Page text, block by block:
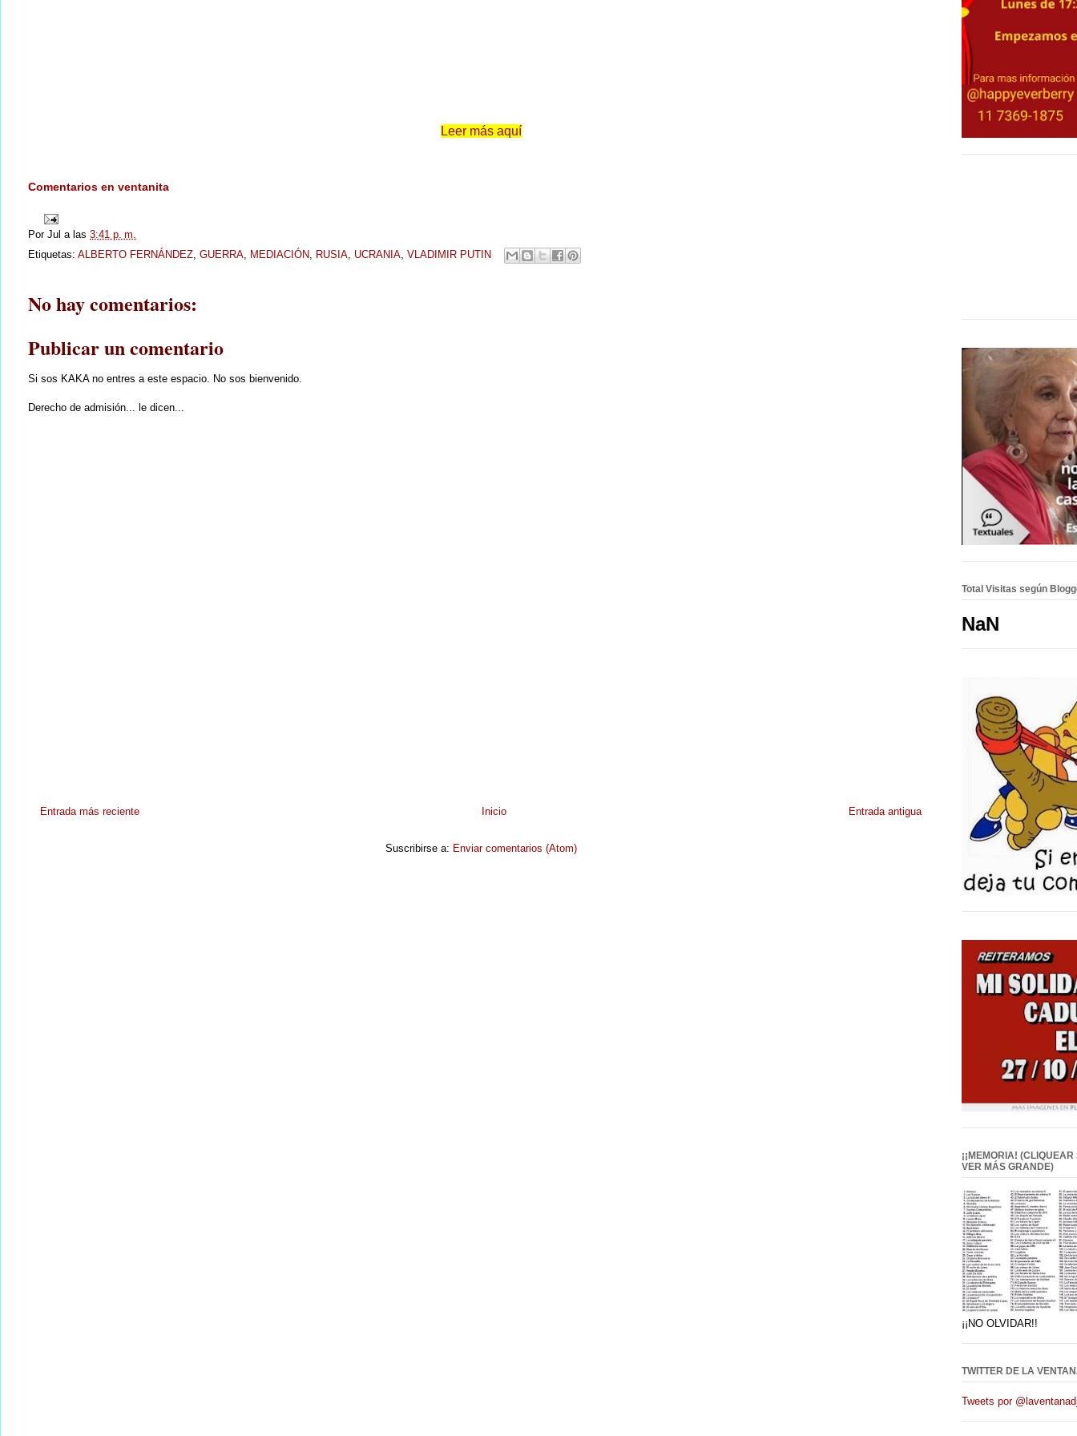
Leer más aquí
Comentarios en ventanita
Por Jul a las 3:41 p. m.
Etiquetas: ALBERTO FERNÁNDEZ, GUERRA, MEDIACIÓN, RUSIA, UCRANIA, VLADIMIR PUTIN
No hay comentarios:
Publicar un comentario
Si sos KAKA no entres a este espacio. No sos bienvenido.
Derecho de admisión... le dicen...
Entrada más reciente Entrada antigua
Inicio
Suscribirse a: Enviar comentarios (Atom)
Total Visitas según
NaN
¡¡MEMORIA!
VER MÁS GRANDE)
¡¡NO OLVIDAR!!
TWITTER DE LA
Tweets por